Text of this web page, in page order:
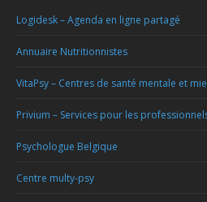
Logidesk – Agenda en ligne partagé
Annuaire Nutritionnistes
VitaPsy – Centres de santé mentale et
Privium – Services pour les
Psychologue Belgique
Centre multy-psy